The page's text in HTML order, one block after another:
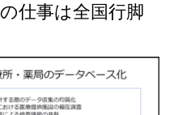
仕事は全国行脚